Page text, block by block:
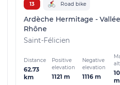
13 Road bike
Ardèche Hermitage -
Rhône
Saint-Félicien
Distance
62.73
km
Positive
elevation
1121 m
Negative
elevation
1116 m
m